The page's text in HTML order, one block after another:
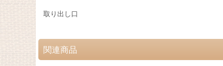
取り出し口
関連商品